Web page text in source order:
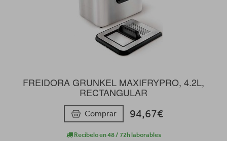
FREIDORA GRUNKEL MAXIFRYPRO, 4.2L,
RECTANGULAR
Comprar 94,67€
Recíbelo en 48 / 72h laborables